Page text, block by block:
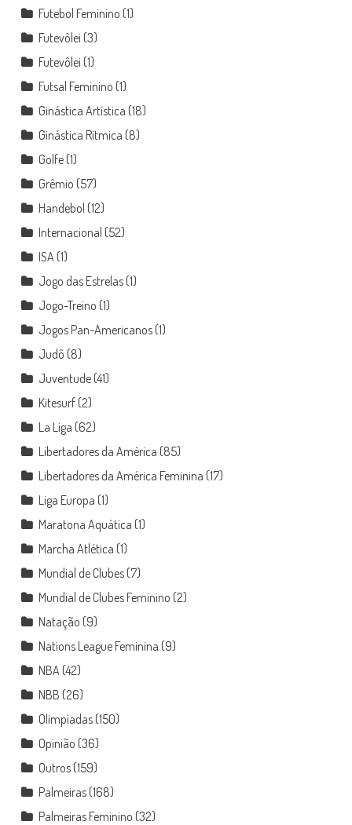
Futebol Feminino (1)
Futevôlei (3)
Futevôlei (1)
Futsal Feminino (1)
Ginástica Artística (18)
Ginástica Rítmica (8)
Golfe(1)
Grêmio (57)
Handebol (12)
Internacional (52)
ISA(1)
Jogo das Estrelas(1)
Jogo-Treino (1)
Jogos Pan-Americanos(1)
Judô (8)
Juventude(41)
Kitesurf(2)
La Liga (62)
Libertadores da América (85)
Libertadores da América Feminina (17)
Liga Europa (1)
Maratona Aquática (1)
Marcha Atlética (1)
Mundial de Clubes(7)
Mundial de Clubes Feminino (2)
Natação (9)
Nations League Feminina (9)
NBA(42)
NBB (26)
Olimpíadas(150)
Opinião (36)
Outros(159)
Palmeiras(168)
Palmeiras Feminino (32)